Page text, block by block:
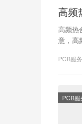
高频
高频热
意，高
PCB服务
PCB服